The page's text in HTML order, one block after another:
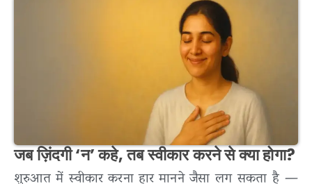
जब ज़िंदगी ‘न’ कहे, तब स्वीकार करने से क्या होगा?